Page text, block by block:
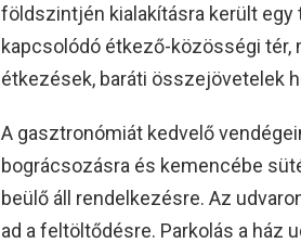
földszintjén kialakításra került
kapcsolódó étkező-közösségi
étkezések, baráti összejövetelek
A gasztronómiát kedvelő
bográcsozásra és kemencébe
beülő áll rendelkezésre. Az
ad a feltöltődésre. Parkolás a ház